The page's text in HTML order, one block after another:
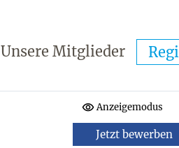
Unsere Mitglieder
Anzeigemodus
Jetzt bewerben